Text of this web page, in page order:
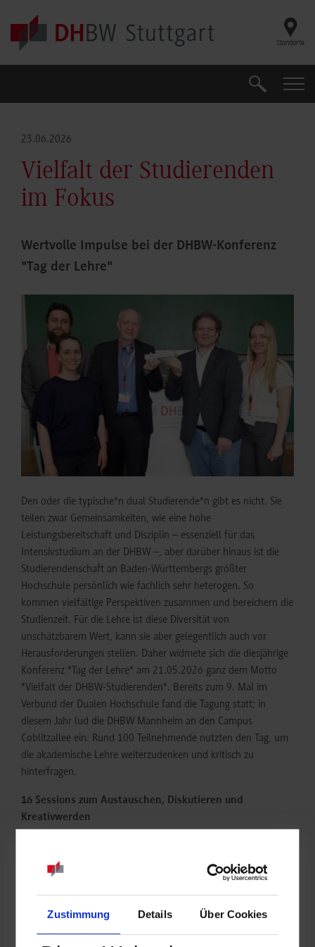
Zustimmung Details Über Cookies
Skip to main content
Standorte
Suche
23.06.2026
Vielfalt der Studierenden
im Fokus
Wertvolle Impulse bei der DHBW-Konferenz
"Tag der Lehre"
Den oder die typische*n dual Studierende*n gibt es nicht. Sie
teilen zwar Gemeinsamkeiten, wie eine hohe
Leistungsbereitschaft und Disziplin – essenziell für das
Intensivstudium an der DHBW –, aber darüber hinaus ist die
Studierendenschaft an Baden-Württembergs größter
Hochschule persönlich wie fachlich sehr heterogen. So
kommen vielfältige Perspektiven zusammen und bereichern die
Studienzeit. Für die Lehre ist diese Diversität von
unschätzbarem Wert, kann sie aber gelegentlich auch vor
Herausforderungen stellen. Daher widmete sich die diesjährige
Konferenz "Tag der Lehre" am 21.05.2026 ganz dem Motto
"Vielfalt der DHBW-Studierenden". Bereits zum 9. Mal im
Verbund der Dualen Hochschule fand die Tagung statt; in
diesem Jahr lud die DHBW Mannheim an den Campus
Coblitzallee ein. Rund 100 Teilnehmende nutzten den Tag, um
die akademische Lehre weiterzudenken und kritisch zu
hinterfragen.
16 Sessions zum Austauschen, Diskutieren und
Kreativwerden
Prof. Dr. Martina Klärle. Anschließend rundeten Prof. Dr. Jörg
Baumgart (Rektor der DHBW Mannheim) sowie Prof. Dr. Doris
Nitsche-Ruhland (Vizepräsidentin für Studium und Lehre) die
Begrüßung ab. Durch den Konferenztag führte Prof. Dr. Sabine